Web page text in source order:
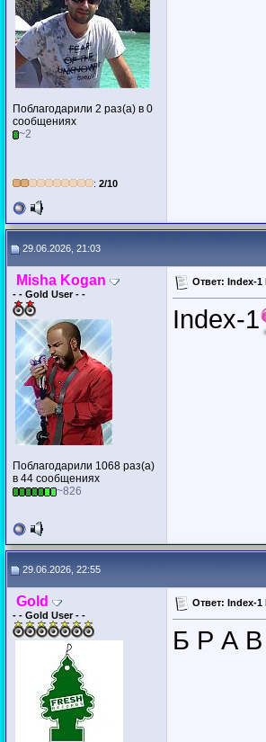
Поблагодарили 2 раз(а) в 0
сообщениях
~2
: 2/10
29.06.2026, 21:03
Misha Kogan
- - Gold User - -
Поблагодарили 1068 раз(а)
в 44 сообщениях
~826
Ответ: Index-1
Index-1
29.06.2026, 22:55
Gold
- - Gold User - -
Ответ: Index-1
Б Р А